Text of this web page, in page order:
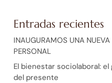
Entradas recientes
INAUGURAMOS UNA
PERSONAL
El bienestar sociolaboral:
del presente